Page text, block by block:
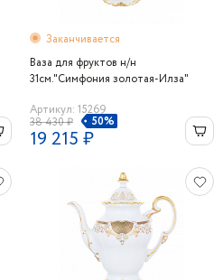
Заканчивается
Ваза для фруктов н/н
31см."Симфония золотая-Илза"
Артикул: 15269
38 430 ₽
50%
19 215 ₽